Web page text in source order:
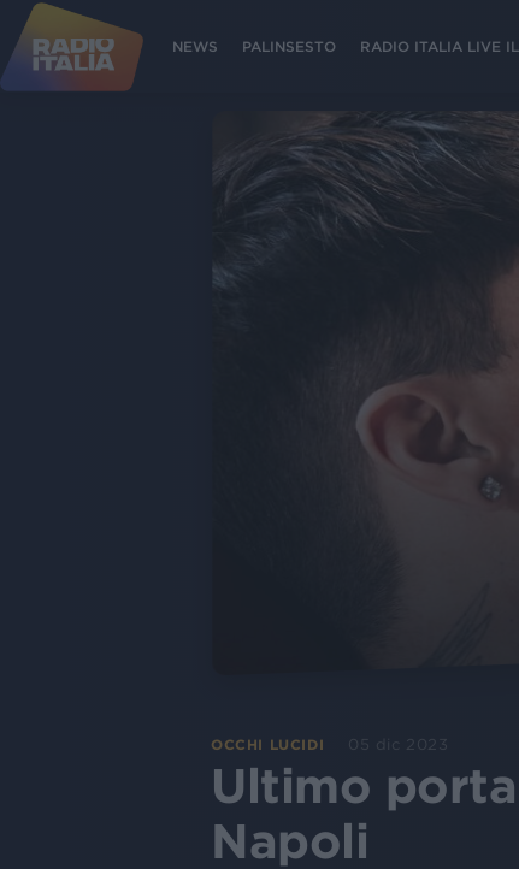
NEWS PALINSESTO RADIO ITALIA LIVE
OCCHI LUCIDI 05 dic 2023
Ultimo
Napoli